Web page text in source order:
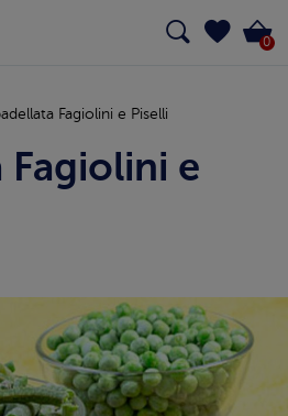
0
Fagiolini e Piselli
Fagiolini e